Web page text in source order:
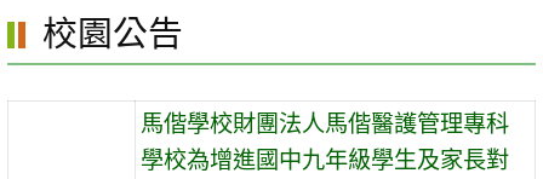
校園公告
馬偕學校財團法人馬偕醫護管理專科
學校為增進國中九年級學生及家長對